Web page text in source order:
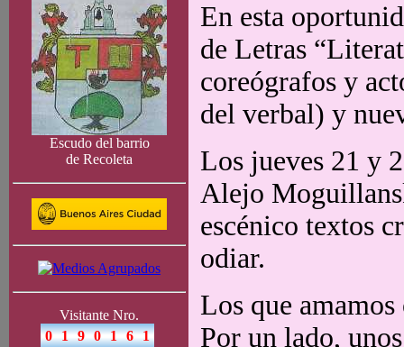
Escudo del barrio
de Recoleta
Visitante Nro.
En esta
de Letras
coreógrafos y
del verbal) y
Los jueves 21 y
Alejo
escénico textos
odiar.
Los que
Por un lado,